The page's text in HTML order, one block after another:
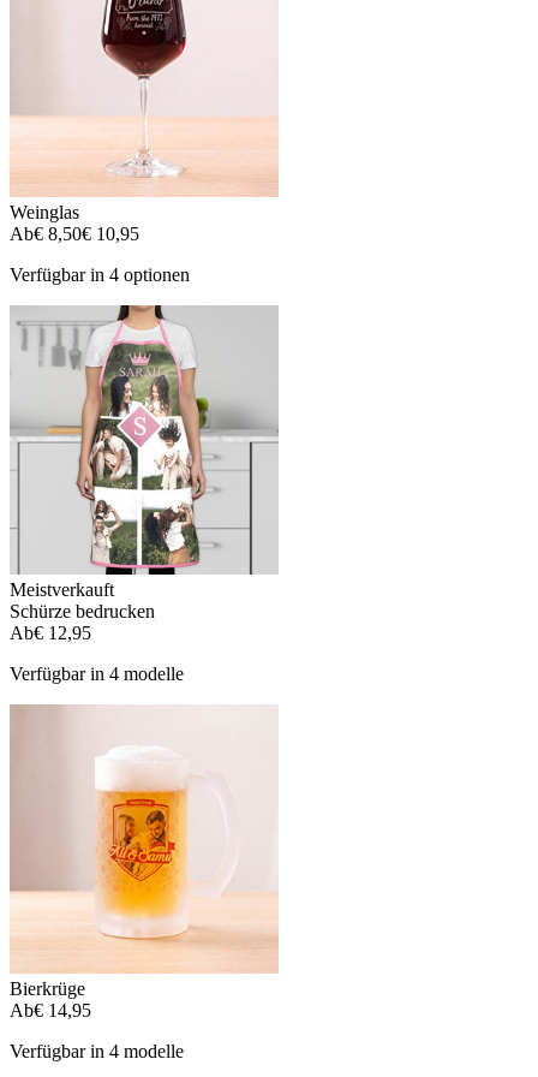
Weinglas
Ab€ 8,50€ 10,95
Verfügbar in 4 optionen
Meistverkauft
Schürze bedrucken
Ab€ 12,95
Verfügbar in 4 modelle
Bierkrüge
Ab€ 14,95
Verfügbar in 4 modelle